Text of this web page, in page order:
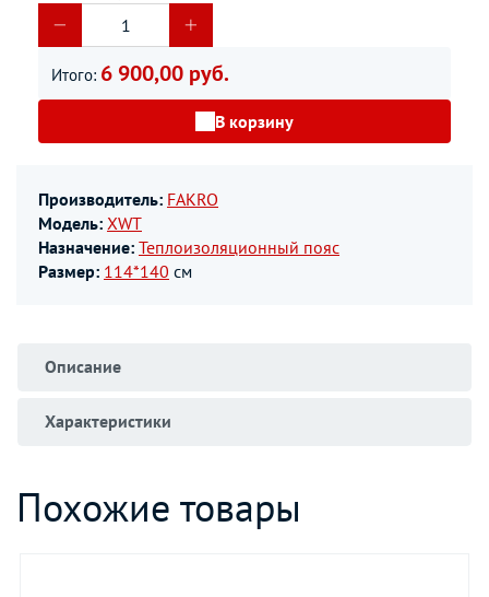
Итого: 6 900,00 руб.
В корзину
Производитель: FAKRO
Модель: XWT
Назначение: Теплоизоляционный пояс
Размер: 114*140 см
Описание
Характеристики
Похожие товары